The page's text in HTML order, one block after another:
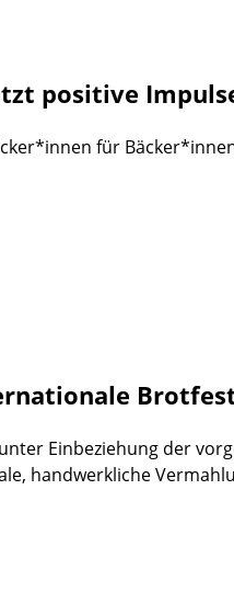
positive
für
Einbeziehung der
handwerkliche